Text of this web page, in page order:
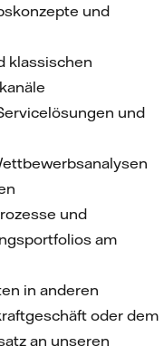
und
klassischen
und
und
am
in anderen
oder dem
an unseren